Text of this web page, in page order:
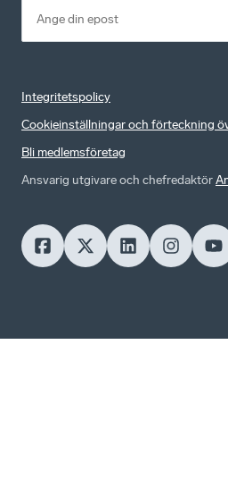
Integritetspolicy
Cookieinställningar och förteckning
Bli medlemsföretag
Ansvarig utgivare och chefredaktör